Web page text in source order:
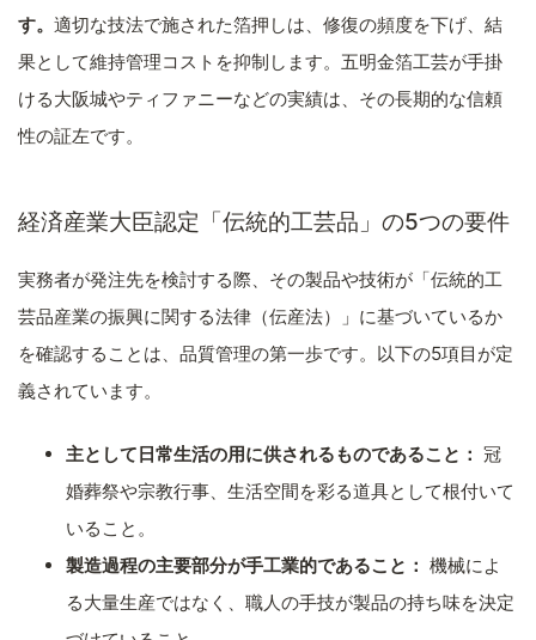
す。 適切な技法で施された箔押しは、修復の頻度を下げ、結
果として維持管理コストを抑制します。五明金箔工芸が手掛
ける大阪城やティファニーなどの実績は、その長期的な信頼
性の証左です。
経済産業大臣認定「伝統的工芸品」の5つの要件
実務者が発注先を検討する際、その製品や技術が「伝統的工
芸品産業の振興に関する法律（伝産法）」に基づいているか
を確認することは、品質管理の第一歩です。以下の5項目が定
義されています。
主として日常生活の用に供されるものであること： 冠
婚葬祭や宗教行事、生活空間を彩る道具として根付いて
いること。
製造過程の主要部分が手工業的であること： 機械によ
る大量生産ではなく、職人の手技が製品の持ち味を決定